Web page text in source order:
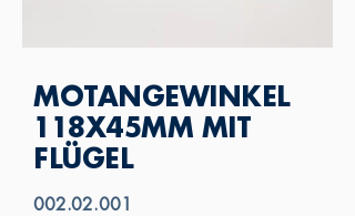
MOTANGEWINKEL
118X45MM MIT
FLÜGEL
002.02.001